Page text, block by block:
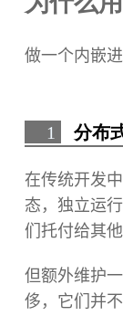
做一个内嵌
1 分布
在传统开发
态，独立运
们托付给其
但额外维护
侈，它们并